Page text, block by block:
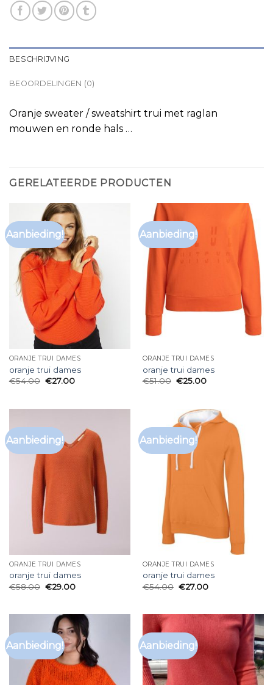
BESCHRIJVING
BEOORDELINGEN (0)
Oranje sweater / sweatshirt trui met raglan
mouwen en ronde hals …
GERELATEERDE PRODUCTEN
Aanbieding!
ORANJE TRUI DAMES
oranje trui dames
€54.00 €27.00
Aanbieding!
ORANJE TRUI DAMES
oranje trui dames
€51.00 €25.00
Aanbieding!
ORANJE TRUI DAMES
oranje trui dames
€58.00 €29.00
Aanbieding!
ORANJE TRUI DAMES
oranje trui dames
€54.00 €27.00
Aanbieding! Aanbieding!